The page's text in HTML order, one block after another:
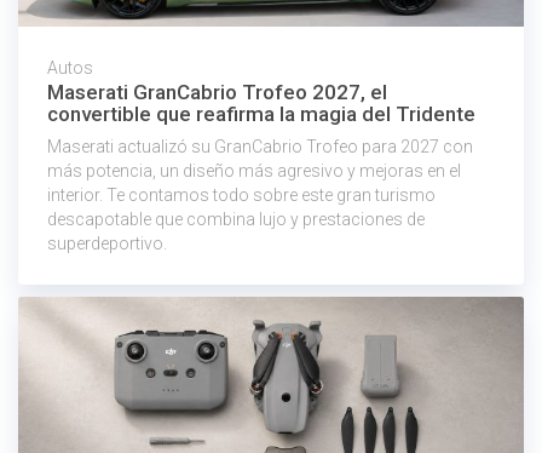
Autos
Maserati GranCabrio Trofeo 2027, el
convertible que reafirma la magia del Tridente
Maserati actualizó su GranCabrio Trofeo para 2027 con
más potencia, un diseño más agresivo y mejoras en el
interior. Te contamos todo sobre este gran turismo
descapotable que combina lujo y prestaciones de
superdeportivo.